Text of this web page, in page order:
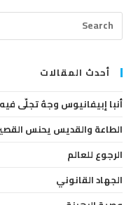
أحدث المقالات
أنبا إبيفانيوس وجهٌ تجلّى
الطاعة والقديس يحنس
الرجوع للعالم
الجهاد القانوني